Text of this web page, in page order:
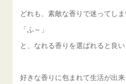
どれも、素敵な香りで迷ってし
「ふ～」
と、なれる香りを選ばれると良い
好きな香りに包まれて生活が出